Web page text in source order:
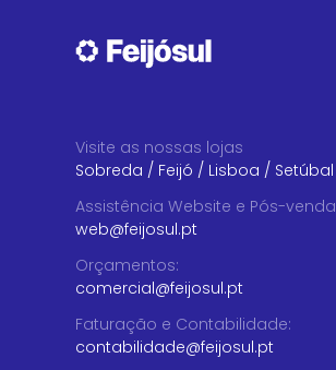
Visite as nossas lojas
Sobreda / Feijó / Lisboa / Setúbal
Assistência Website e Pós-venda
web@feijosul.pt
Orçamentos:
comercial@feijosul.pt
Faturação e Contabilidade:
contabilidade@feijosul.pt